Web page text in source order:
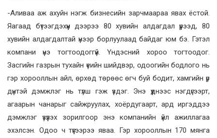
-Аливаа аж ахуйн нэгж бизнесийн зарчмаараа явах ёстой.
Яагаад бүтээгдэхүүн дээрээ 80 хувийн алдагдал үүрээд, 80
хувийн алдагдалтай үнээр борлуулаад байдаг юм бэ. Гэтэл
компани үнэ тогтоодоггүй. Үндэсний хороо тогтоодог.
Засгийн газрын тухайн үеийн шийдвэр, одоогийн бодлого нь
гэр хорооллын айл, өрхөд төрөөс өгч буй бодит, хамгийн үр
дүнтэй дэмжлэг нь түлш гэж үздэг. Энэ үүднээс нэгдүгээрт,
агаарын чанарыг сайжруулах, хоёрдугаарт, ард иргэддээ
дэмжлэг үзүүлэх зорилгоор энэ компанийн үйл ажиллагаа
эхэлсэн. Одоо ч түүгээрээ яваа. Гэр хорооллын 170 мянга